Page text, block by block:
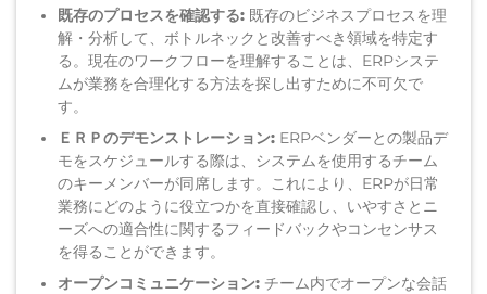
既存のプロセスを確認する: 既存のビジネスプロセスを理
解・分析して、ボトルネックと改善すべき領域を特定す
る。現在のワークフローを理解することは、ERPシステ
ムが業務を合理化する方法を探し出すために不可欠で
す。
ＥＲＰのデモンストレーション: ERPベンダーとの製品デ
モをスケジュールする際は、システムを使用するチーム
のキー メンバーが同席します。これにより、ERPが日常
業務にどのように役立つかを直接確認し、いやすさとニ
ーズへの適合性に関するフィードバックやコンセンサス
を得ることができます。
オープンコミュニケーション: チーム内でオープンな会話